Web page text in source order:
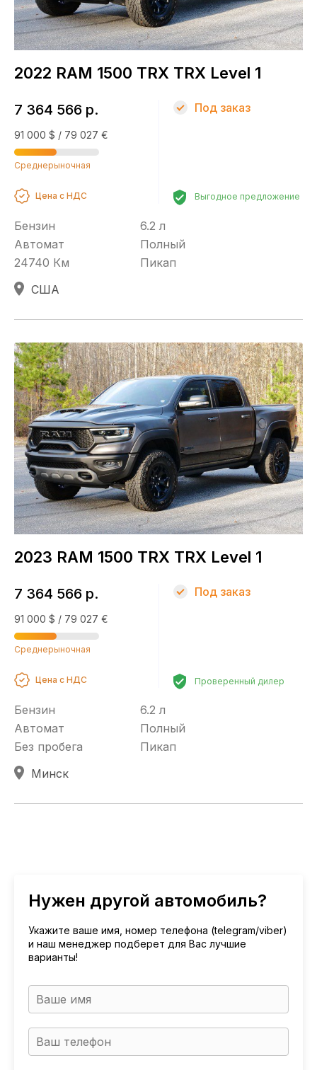
Пробег
Топливо
Бензин
КПП
Автомат
Привод
Полный
Кузов
Пикап
2022 RAM 1500 TRX TRX Level 1
Бензин
6.2 л
Автомат
Полный
24740 Км
Пикап
США
7 364 566 р.
91 000 $ / 79 027 €
Среднерыночная
Цена с НДС
Под заказ
Выгодное предложение
2023 RAM 1500 TRX TRX Level 1
Бензин
6.2 л
Автомат
Полный
Без пробега
Пикап
Минск
7 364 566 р.
91 000 $ / 79 027 €
Среднерыночная
Цена с НДС
Под заказ
Проверенный дилер
Нужен другой автомобиль?
Укажите ваше имя, номер телефона (telegram/viber)
и наш менеджер подберет для Вас лучшие
варианты!